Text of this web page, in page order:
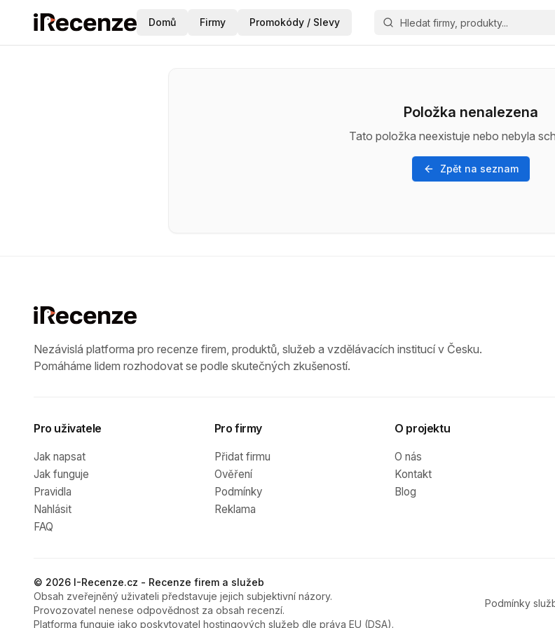
Domů Firmy Promokódy / Slevy
Položka nenalezena
Tato položka neexistuje nebo nebyla
Zpět na seznam
Nezávislá platforma pro recenze firem, produktů, služeb a vzdělávacích institucí v Česku.
Pomáháme lidem rozhodovat se podle skutečných zkušeností.
Pro uživatele
Jak napsat
Jak funguje
Pravidla
Nahlásit
FAQ
Pro firmy
Přidat firmu
Ověření
Podmínky
Reklama
O projektu
O nás
Kontakt
Blog
© 2026 I-Recenze.cz - Recenze firem a služeb
Obsah zveřejněný uživateli představuje jejich subjektivní názory.
Provozovatel nenese odpovědnost za obsah recenzí.
Platforma funguje jako poskytovatel hostingových služeb dle práva EU (DSA).
Podmínky